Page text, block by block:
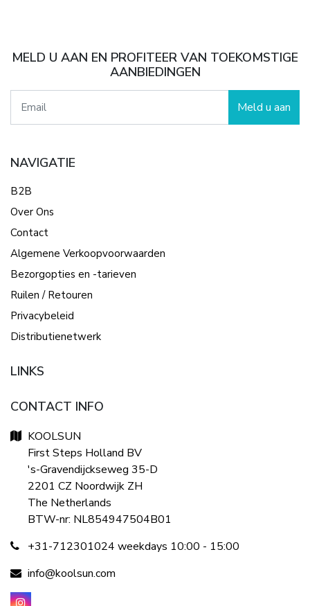
MELD U AAN EN PROFITEER VAN TOEKOMSTIGE
AANBIEDINGEN
Meld u aan
NAVIGATIE
B2B
Over Ons
Contact
Algemene Verkoopvoorwaarden
Bezorgopties en -tarieven
Ruilen / Retouren
Privacybeleid
Distributienetwerk
LINKS
CONTACT INFO
KOOLSUN
First Steps Holland BV
's-Gravendijckseweg 35-D
2201 CZ Noordwijk ZH
The Netherlands
BTW-nr: NL854947504B01
+31-712301024 weekdays 10:00 - 15:00
info@koolsun.com